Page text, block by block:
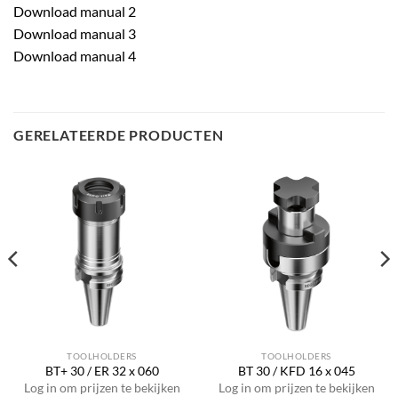
Download manual 2
Download manual 3
Download manual 4
GERELATEERDE PRODUCTEN
TOOLHOLDERS
BT+ 30 / ER 32 x 060
Log in om prijzen te bekijken
TOOLHOLDERS
BT 30 / KFD 16 x 045
Log in om prijzen te bekijken